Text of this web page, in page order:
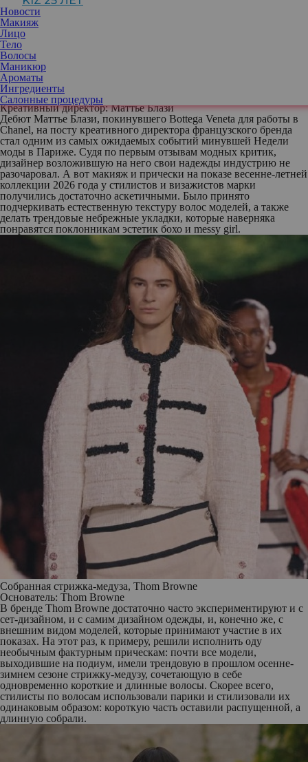
Новости
Макияж
Лицо
Тело
Волосы
Маникюр
Ароматы
Ингредиенты
Салонные процедуры
бьюти-энтузиастов, потому что именно здесь формируются
новые тренды и подтверждаются уже существующие тенденции
в макияже и прическах. Не стала в этом вопросе исключение и
завершившаяся 7 октября Парижская неделя моды, о самых
интересных бьюти-образах которой мы уже рассказали. Теперь
мы предлагаем вместе изучить и самые удачные или необычные
прически мероприятия, некоторые из которых вполне могут
стать актуальными трендами.
Небрежность и естественность, Chanel
Креативный директор: Маттье Блази
Дебют Маттье Блази, покинувшего Bottega Veneta для работы в
Chanel, на посту креативного директора французского бренда
стал одним из самых ожидаемых событий минувшей Недели
моды в Париже. Судя по первым отзывам модных критик,
дизайнер возложившую на него свои надежды индустрию не
разочаровал. А вот макияж и прически на показе весенне-летней
коллекции 2026 года у стилистов и визажистов марки
получились достаточно аскетичными. Было принято
подчеркивать естественную текстуру волос моделей, а также
делать трендовые небрежные укладки, которые наверняка
понравятся поклонникам эстетик бохо и messy girl.
Собранная стрижка-медуза, Thom Browne
Основатель: Thom Browne
В бренде Thom Browne достаточно часто экспериментируют и с
сет-дизайном, и с самим дизайном одежды, и, конечно же, с
внешним видом моделей, которые принимают участие в их
показах. На этот раз, к примеру, решили исполнить оду
необычным фактурным прическам: почти все модели,
выходившие на подиум, имели трендовую в прошлом осенне-
зимнем сезоне стрижку-медузу, сочетающую в себе
одновременно короткие и длинные волосы. Скорее всего,
стилисты по волосам использовали парики и стилизовали их
одинаковым образом: короткую часть оставили распущенной, а
длинную собрали.